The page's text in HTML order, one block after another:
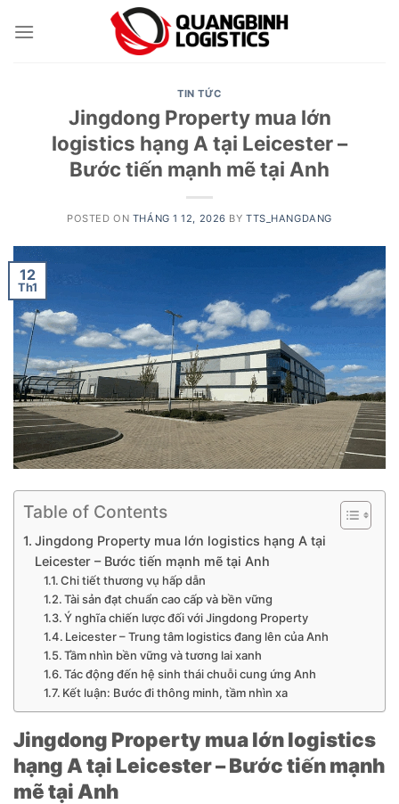
TIN TỨC
Jingdong Property mua lớn
logistics hạng A tại Leicester –
Bước tiến mạnh mẽ tại Anh
POSTED ON THÁNG 1 12, 2026 BYTTS_HANGDANG
12
Th1
Table of Contents
Jingdong Property mua lớn logistics hạng A tại
Leicester – Bước tiến mạnh mẽ tại Anh
Chi tiết thương vụ hấp dẫn
Tài sản đạt chuẩn cao cấp và bền vững
Ý nghĩa chiến lược đối với Jingdong Property
Leicester – Trung tâm logistics đang lên của Anh
Tầm nhìn bền vững và tương lai xanh
Tác động đến hệ sinh thái chuỗi cung ứng Anh
Kết luận: Bước đi thông minh, tầm nhìn xa
Jingdong Property mua lớn logistics
hạng A tại Leicester – Bước tiến mạnh
mẽ tại Anh